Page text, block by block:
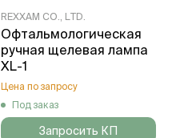
REXXAM CO., LTD.
Офтальмологическая
ручная щелевая лампа
XL-1
Цена по запросу
Под заказ
Запросить КП